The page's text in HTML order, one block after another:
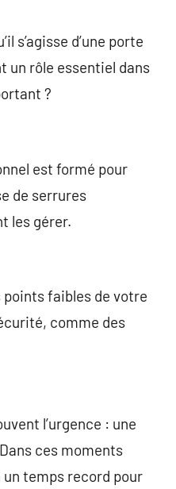
s’agisse d’une porte
un rôle essentiel dans
?
est formé pour
de serrures
les gérer.
faibles de votre
comme des
l’urgence : une
ces moments
temps record pour